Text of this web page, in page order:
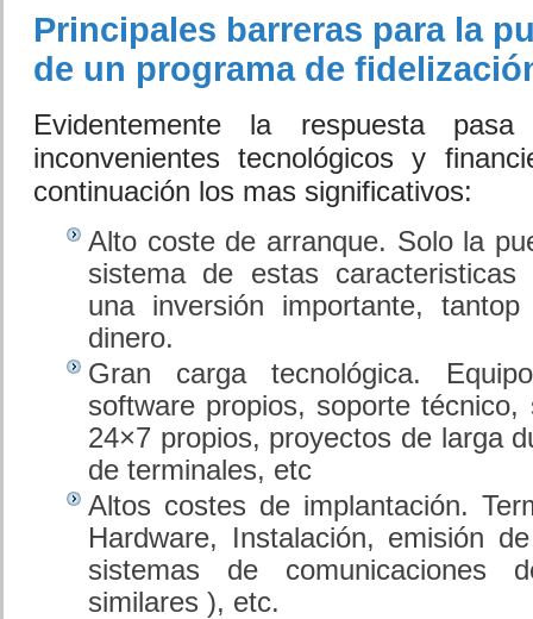
Principales barreras para la
de un programa de
Evidentemente la respuesta
inconvenientes tecnológicos y
continuación los mas significativos:
Alto coste de arranque. Solo la
sistema de estas
una inversión importante,
dinero.
Gran carga tecnológica.
software propios, soporte
24×7 propios, proyectos de larga
de terminales, etc
Altos costes de implantación.
Hardware, Instalación, emisión
sistemas de comunicaciones
similares ), etc.